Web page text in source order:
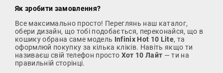
Як зробити замовлення?
Все максимально просто! Переглянь наш каталог,
обери дизайн, що тобі подобається, переконайся, що в
кошику обрана саме модель Infinix Hot 10 Lite, та
оформлюй покупку за кілька кліків. Навіть якщо ти
називаєш свій телефон просто Хот 10 Лайт — ти на
правильній сторінці.